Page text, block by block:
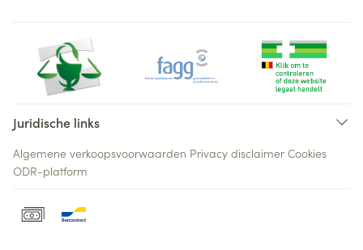
Juridische links
Algemene verkoopsvoorwaarden Privacy disclaimer Cookies
ODR-platform